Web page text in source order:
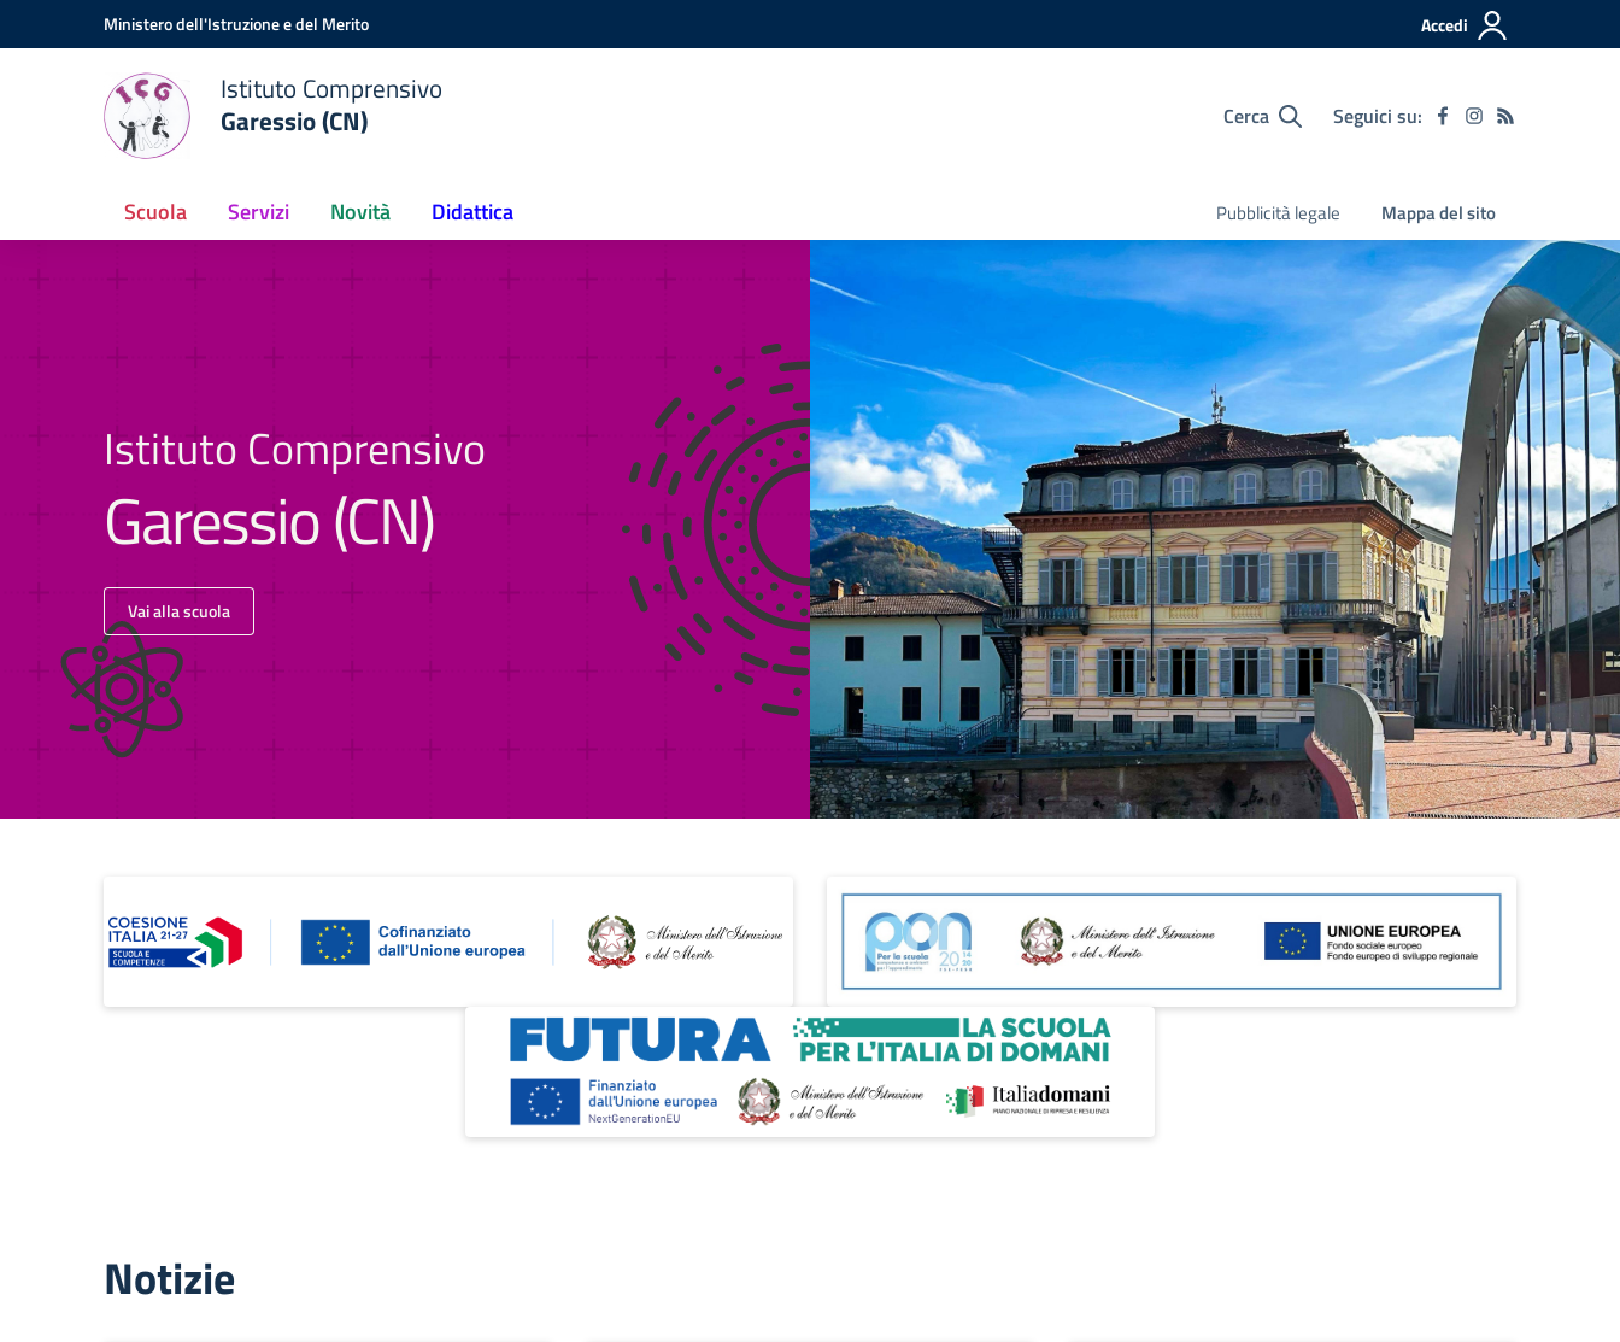
Vai ai contenuti
Vai al menu di navigazioneMinistero dell'Istruzione e del Merito Accedi
Istituto Comprensivo
Garessio (CN)
Cerca Seguici su:
Scuola Servizi Novità Didattica Pubblicità legale Mappa del sito
Istituto Comprensivo
Garessio (CN)
Vai alla scuola
Notizie